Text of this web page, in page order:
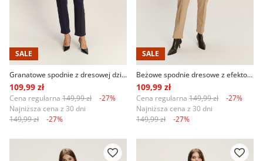
SALE
Granatowe spodnie z dresowej dzianiny
109,99 zł
Cena regularna 149,99 zł
-27%
Najniższa cena z 30 dni
149,99 zł
-27%
SALE
Beżowe spodnie dresowe z efektownym przeszyciem
109,99 zł
Cena regularna 149,99 zł
-27%
Najniższa cena z 30 dni
149,99 zł
-27%